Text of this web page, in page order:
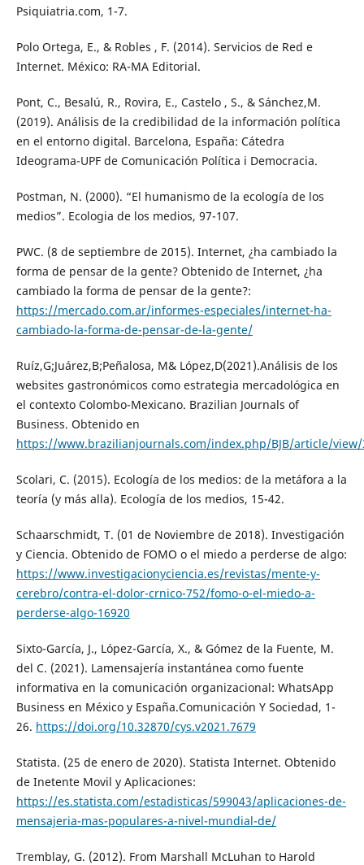
Psiquiatria.com, 1-7.
Polo Ortega, E., & Robles , F. (2014). Servicios de Red e
Internet. México: RA-MA Editorial.
Pont, C., Besalú, R., Rovira, E., Castelo , S., & Sánchez,M.
(2019). Análisis de la credibilidad de la información política
en el entorno digital. Barcelona, España: Cátedra
Ideograma-UPF de Comunicación Política i Democracia.
Postman, N. (2000). “El humanismo de la ecología de los
medios”. Ecologia de los medios, 97-107.
PWC. (8 de septiembre de 2015). Internet, ¿ha cambiado la
forma de pensar de la gente? Obtenido de Internet, ¿ha
cambiado la forma de pensar de la gente?:
https://mercado.com.ar/informes-especiales/internet-ha-
cambiado-la-forma-de-pensar-de-la-gente/
Ruíz,G;Juárez,B;Peñalosa, M& López,D(2021).Análisis de los
websites gastronómicos como estrategia mercadológica en
el contexto Colombo-Mexicano. Brazilian Journals of
Business. Obtenido en
https://www.brazilianjournals.com/index.php/BJB/article/view/
Scolari, C. (2015). Ecología de los medios: de la metáfora a la
teoría (y más alla). Ecología de los medios, 15-42.
Schaarschmidt, T. (01 de Noviembre de 2018). Investigación
y Ciencia. Obtenido de FOMO o el miedo a perderse de algo:
https://www.investigacionyciencia.es/revistas/mente-y-
cerebro/contra-el-dolor-crnico-752/fomo-o-el-miedo-a-
perderse-algo-16920
Sixto-García, J., López-García, X., & Gómez de la Fuente, M.
del C. (2021). Lamensajería instantánea como fuente
informativa en la comunicación organizacional: WhatsApp
Business en México y España.Comunicación Y Sociedad, 1-
26. https://doi.org/10.32870/cys.v2021.7679
Statista. (25 de enero de 2020). Statista Internet. Obtenido
de Inetente Movil y Aplicaciones:
https://es.statista.com/estadisticas/599043/aplicaciones-de-
mensajeria-mas-populares-a-nivel-mundial-de/
Tremblay, G. (2012). From Marshall McLuhan to Harold